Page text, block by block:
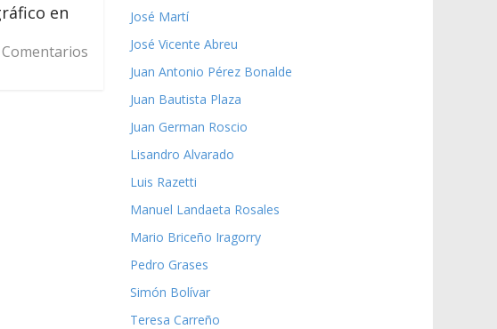
en
Comentarios
José Martí
José Vicente Abreu
Juan Antonio Pérez Bonalde
Juan Bautista Plaza
Juan German Roscio
Lisandro Alvarado
Luis Razetti
Manuel Landaeta Rosales
Mario Briceño Iragorry
Pedro Grases
Simón Bolívar
Teresa Carreño